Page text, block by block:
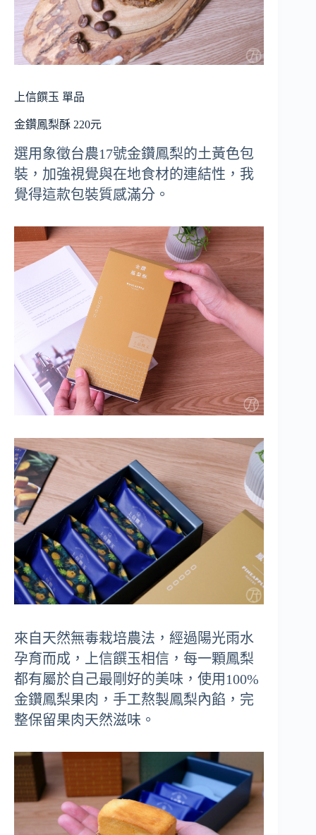
上信饌玉 單品
金鑽鳳梨酥 220元
選用象徵台農17號金鑽鳳梨的土黃色包
裝，加強視覺與在地食材的連結性，我
覺得這款包裝質感滿分。
來自天然無毒栽培農法，經過陽光雨水
孕育而成，上信饌玉相信，每一顆鳳梨
都有屬於自己最剛好的美味，使用100%
金鑽鳳梨果肉，手工熬製鳳梨內餡，完
整保留果肉天然滋味。